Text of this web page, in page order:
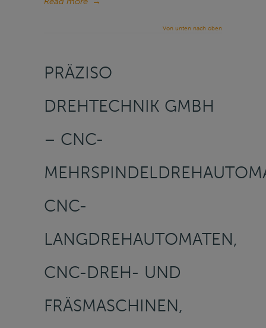
Von unten nach oben
PRÄZISO
DREHTECHNIK GMBH
– CNC-
CNC-
LANGDREHAUTOMATEN,
CNC-DREH- UND
FRÄSMASCHINEN,